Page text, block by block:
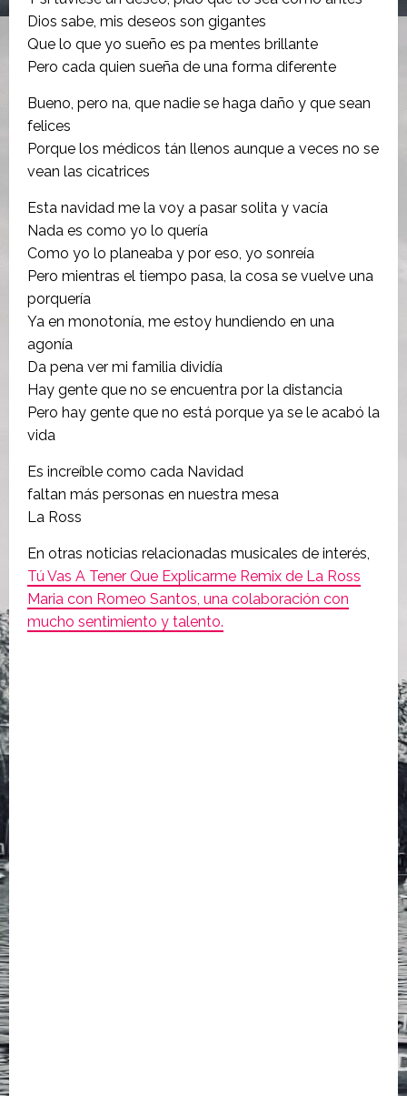
Dios sabe, mis deseos son gigantes
Que lo que yo sueño es pa mentes brillante
Pero cada quien sueña de una forma diferente
Bueno, pero na, que nadie se haga daño y que sean
felices
Porque los médicos tán llenos aunque a veces no se
vean las cicatrices
Esta navidad me la voy a pasar solita y vacía
Nada es como yo lo quería
Como yo lo planeaba y por eso, yo sonreía
Pero mientras el tiempo pasa, la cosa se vuelve una
porquería
Ya en monotonía, me estoy hundiendo en una
agonía
Da pena ver mi familia dividía
Hay gente que no se encuentra por la distancia
Pero hay gente que no está porque ya se le acabó la
vida
Es increíble como cada Navidad
faltan más personas en nuestra mesa
La Ross
En otras noticias relacionadas musicales de interés,
Tú Vas A Tener Que Explicarme Remix de La Ross
Maria con Romeo Santos, una colaboración con
mucho sentimiento y talento.